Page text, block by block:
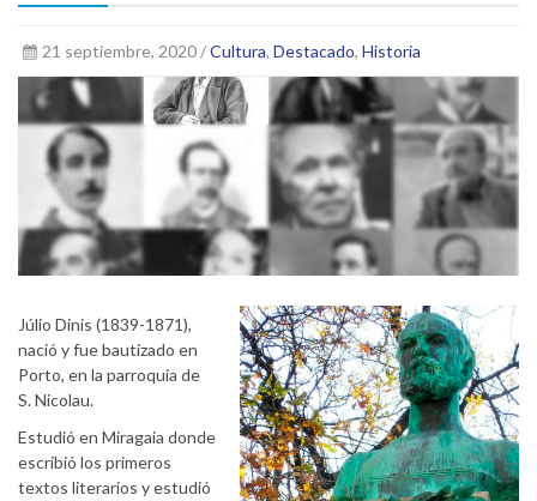
21 septiembre, 2020 /Cultura, Destacado, Historia
Júlio Dinis (1839-1871),
nació y fue bautizado en
Porto, en la parroquia de
S. Nicolau.
Estudió en Miragaia donde
escribió los primeros
textos literarios y estudió